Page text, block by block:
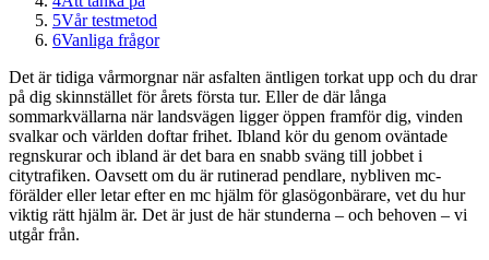
5Vår testmetod
6Vanliga frågor
Det är tidiga vårmorgnar när asfalten äntligen torkat upp och du drar
på dig skinnstället för årets första tur. Eller de där långa
sommarkvällarna när landsvägen ligger öppen framför dig, vinden
svalkar och världen doftar frihet. Ibland kör du genom oväntade
regnskurar och ibland är det bara en snabb sväng till jobbet i
citytrafiken. Oavsett om du är rutinerad pendlare, nybliven mc-
förälder eller letar efter en mc hjälm för glasögonbärare, vet du hur
viktig rätt hjälm är. Det är just de här stunderna – och behoven – vi
utgår från.